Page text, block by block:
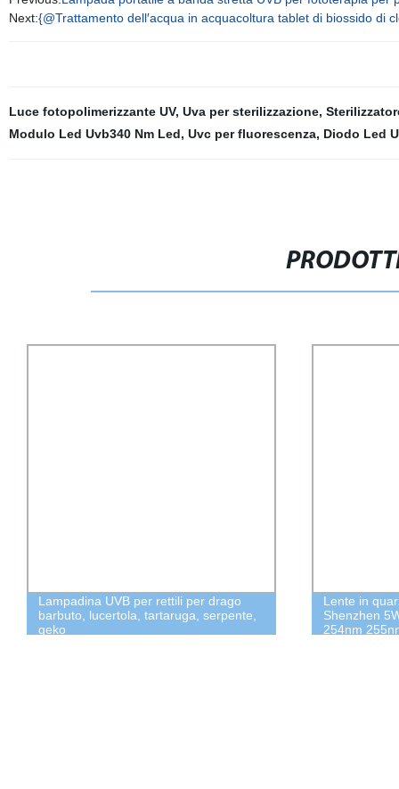
Next:{@Trattamento dell′acqua in acquacoltura tablet di biossido di
Luce fotopolimerizzante UV, Uva per sterilizzazione,
Modulo Led Uvb340 Nm Led, Uvc per fluorescenza, Diodo Led
Lampadina UVB per rettili per drago
barbuto, lucertola, tartaruga, serpente,
geko
Lente in
Shenzhen
254nm